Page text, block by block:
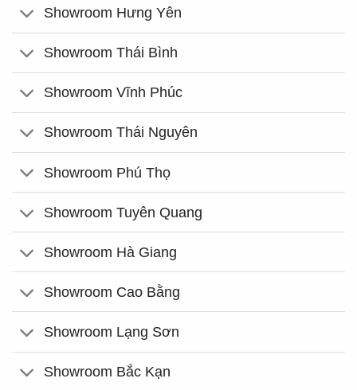
Showroom Hưng Yên
Showroom Thái Bình
Showroom Vĩnh Phúc
Showroom Thái Nguyên
Showroom Phú Thọ
Showroom Tuyên Quang
Showroom Hà Giang
Showroom Cao Bằng
Showroom Lạng Sơn
Showroom Bắc Kạn